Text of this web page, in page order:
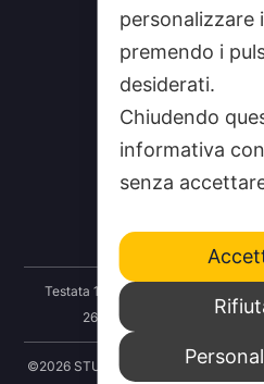
CHI
SEGNALA A
Testata 100 Notizie: Registrazione
2625/2024 del 12.09.2024
©2026 STUDIO100 – Società
personalizzare
premendo i
desiderati.
Chiudendo
informativa
senza